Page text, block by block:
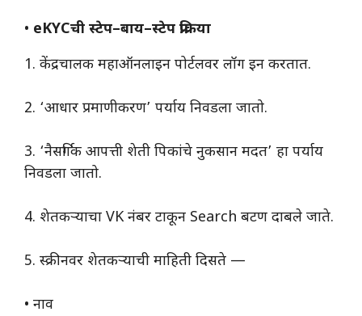
• eKYCची स्टेप–बाय–स्टेप प्रक्रिया
1. केंद्रचालक महाऑनलाइन पोर्टलवर लॉग इन करतात.
2. ‘आधार प्रमाणीकरण’ पर्याय निवडला जातो.
3. ‘नैसर्गिक आपत्ती शेती पिकांचे नुकसान मदत’ हा पर्याय
निवडला जातो.
4. शेतकऱ्याचा VK नंबर टाकून Search बटण दाबले जाते.
5. स्क्रीनवर शेतकऱ्याची माहिती दिसते —
• नाव